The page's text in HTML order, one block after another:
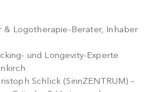
& Logotherapie-Berater, Inhaber
und Longevity-Experte
Schlick (SinnZENTRUM) –